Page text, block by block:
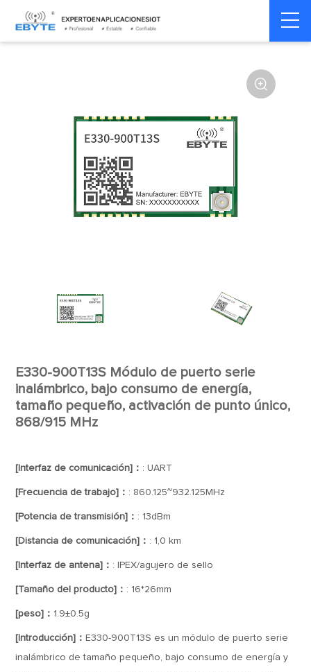
Home > Módulo > SPI/SOC/UART

E330-900T13S Módulo de puerto serie
inalámbrico, bajo consumo de energía,
tamaño pequeño, activación de punto único,
868/915 MHz
[Interfaz de comunicación]： : UART
[Frecuencia de trabajo]： : 860.125~932.125MHz
[Potencia de transmisión]： : 13dBm
[Distancia de comunicación]： : 1,0 km
[Interfaz de antena]： : IPEX/agujero de sello
[Tamaño del producto]： : 16*26mm
[peso]： 1.9±0.5g
[Introducción]： E330-900T13S es un módulo de puerto serie
inalámbrico de tamaño pequeño, bajo consumo de energía y